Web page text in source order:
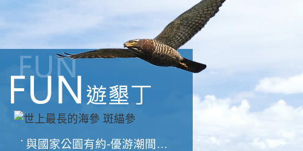
與國家公園有約-優游潮間探險者
世界地球清潔日 墾管處辦理「2026年墾丁國家公園沙灘淨灘活動